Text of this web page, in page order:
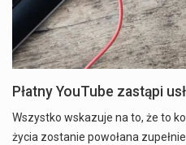
Płatny YouTube zastąpi
Wszystko wskazuje na to, że to
życia zostanie powołana